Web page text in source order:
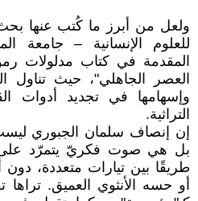
ولعل من أبرز ما كُتب عنها
للعلوم الإنسانية – جامعة
المقدمة في كتاب مدلولات
العصر الجاهلي"، حيث تناول
وإسهامها في تجديد أدوات
التراثية.
إن إنصاف سلمان الجبوري
بل هي صوت فكريّ يتمرّد على
طريقًا بين تيارات متعددة، دون
أو حسه الأنثوي العميق. تراها